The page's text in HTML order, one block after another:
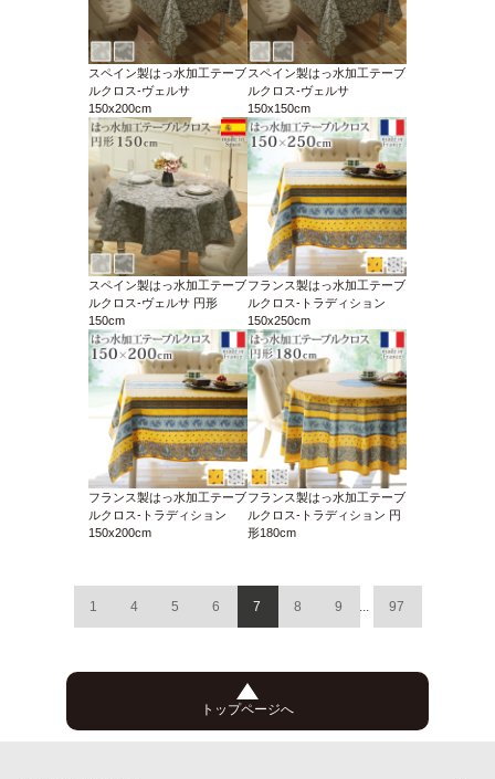
スペイン製はっ水加工テーブ
ルクロス-ヴェルサ
150x200cm
スペイン製はっ水加工テーブ
ルクロス-ヴェルサ
150x150cm
スペイン製はっ水加工テーブ
ルクロス-ヴェルサ 円形
150cm
フランス製はっ水加工テーブ
ルクロス-トラディション
150x250cm
フランス製はっ水加工テーブ
ルクロス-トラディション
150x200cm
フランス製はっ水加工テーブ
ルクロス-トラディション 円
形180cm
1 4 5 6 7 8 9 ... 97
トップページへ